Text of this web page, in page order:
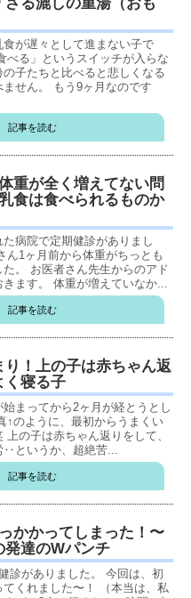
が遅々として進まない子で
る」というスイッチが入らな
子たちと比べると悲しくなる
ません。 もう9ヶ月なのです
記事を読む
重が全く増えてない問
食は食べられるものか
病院で定期健診がありまし
ん1ヶ月前から体重がちっとも
。 お医者さん先生からのアド
ます。 体重が増えていなか...
記事を読む
り！上の子は赤ちゃん返
く寝る子
まってから2ヶ月が経とうとし
↑のように、最初からうまくい
上の子は赤ちゃん返りをして、
‥というか、超絶苦...
記事を読む
かかってしまった！〜
発達のWパンチ
診がありました。 今回は、初
くれました〜！ （本当は、私